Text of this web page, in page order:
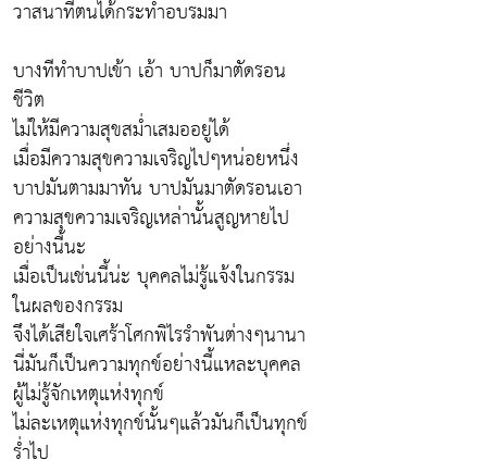
วาสนาที่ตนได้กระทำอบรมมา
บางทีทำบาปเข้า เอ้า บาปก็มาตัดรอน
ชีวิต
ไม่ให้มีความสุขสม่ำเสมออยู่ได้
เมื่อมีความสุขความเจริญไปๆหน่อยหนึ่ง
บาปมันตามมาทัน บาปมันมาตัดรอนเอา
ความสุขความเจริญเหล่านั้นสูญหายไป
อย่างนี้นะ
เมื่อเป็นเช่นนี้น่ะ บุคคลไม่รู้แจ้งในกรรม
ในผลของกรรม
จึงได้เสียใจเศร้าโศกพิไรรำพันต่างๆนานา
นี่มันก็เป็นความทุกข์อย่างนี้แหละบุคคล
ผู้ไม่รู้จักเหตุแห่งทุกข์
ไม่ละเหตุแห่งทุกข์นั้นๆแล้วมันก็เป็นทุกข์
ร่ำไป